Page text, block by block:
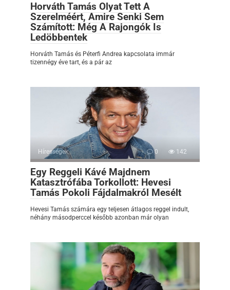
Horváth Tamás Olyat Tett A
Szerelméért, Amire Senki Sem
Számított: Még A Rajongók Is
Ledöbbentek
Horváth Tamás és Péterfi Andrea kapcsolata immár
tizennégy éve tart, és a pár az
Hírességek 0 142
Egy Reggeli Kávé Majdnem
Katasztrófába Torkollott: Hevesi
Tamás Pokoli Fájdalmakról Mesélt
Hevesi Tamás számára egy teljesen átlagos reggel indult,
néhány másodperccel később azonban már olyan